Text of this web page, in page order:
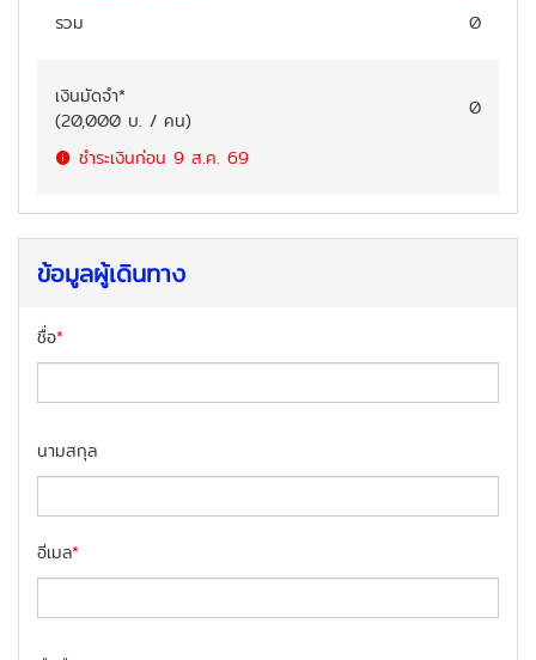
รวม
0
เงินมัดจำ*
(20,000 บ. / คน)
0
ชำระเงินก่อน 9 ส.ค. 69
ข้อมูลผู้เดินทาง
ชื่อ*
นามสกุล
อีเมล*